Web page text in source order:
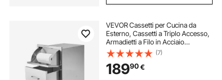
VEVOR Cassetti per Cucina da
Esterno, Cassetti a Triplo Accesso,
Armadietti a Filo in Acciaio
Inossidabile, Organizzatore per
Isola Barbecue con Maniglia e
Supporto di Carta 420x520x736
mm
(7)
18990€